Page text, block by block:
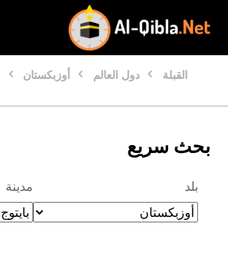
القبلة دول العالم أوزبكستان
بحث سريع
بلد مدينة